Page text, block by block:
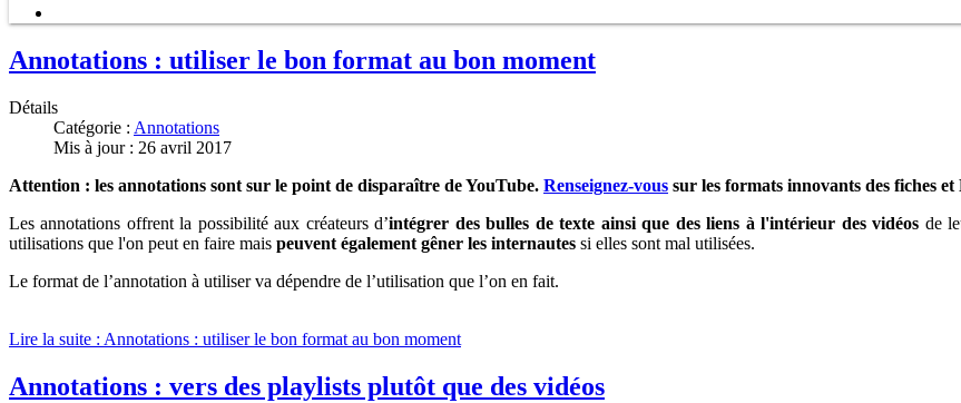
Annotations : utiliser le bon format au bon moment
Détails
Catégorie : Annotations
Mis à jour : 26 avril 2017
Attention : les annotations sont sur le point de disparaître de YouTube. Renseignez-vous sur les formats innovants des fiches et
Les annotations offrent la possibilité aux créateurs d’intégrer des bulles de texte ainsi que des liens à l'intérieur des vidéos de
utilisations que l'on peut en faire mais peuvent également gêner les internautes si elles sont mal utilisées.
Le format de l’annotation à utiliser va dépendre de l’utilisation que l’on en fait.
Lire la suite : Annotations : utiliser le bon format au bon moment
Annotations : vers des playlists plutôt que des vidéos